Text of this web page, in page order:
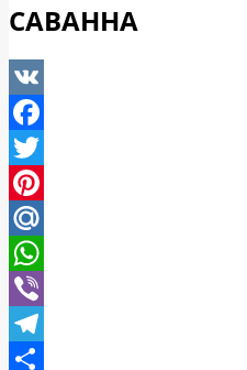
САВАННА
VK
Facebook
Twitter
Pinterest
Mail.Ru
WhatsApp
Viber
Telegram